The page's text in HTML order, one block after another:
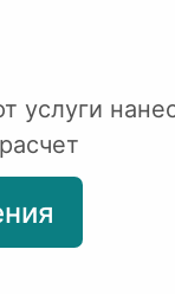
услуги